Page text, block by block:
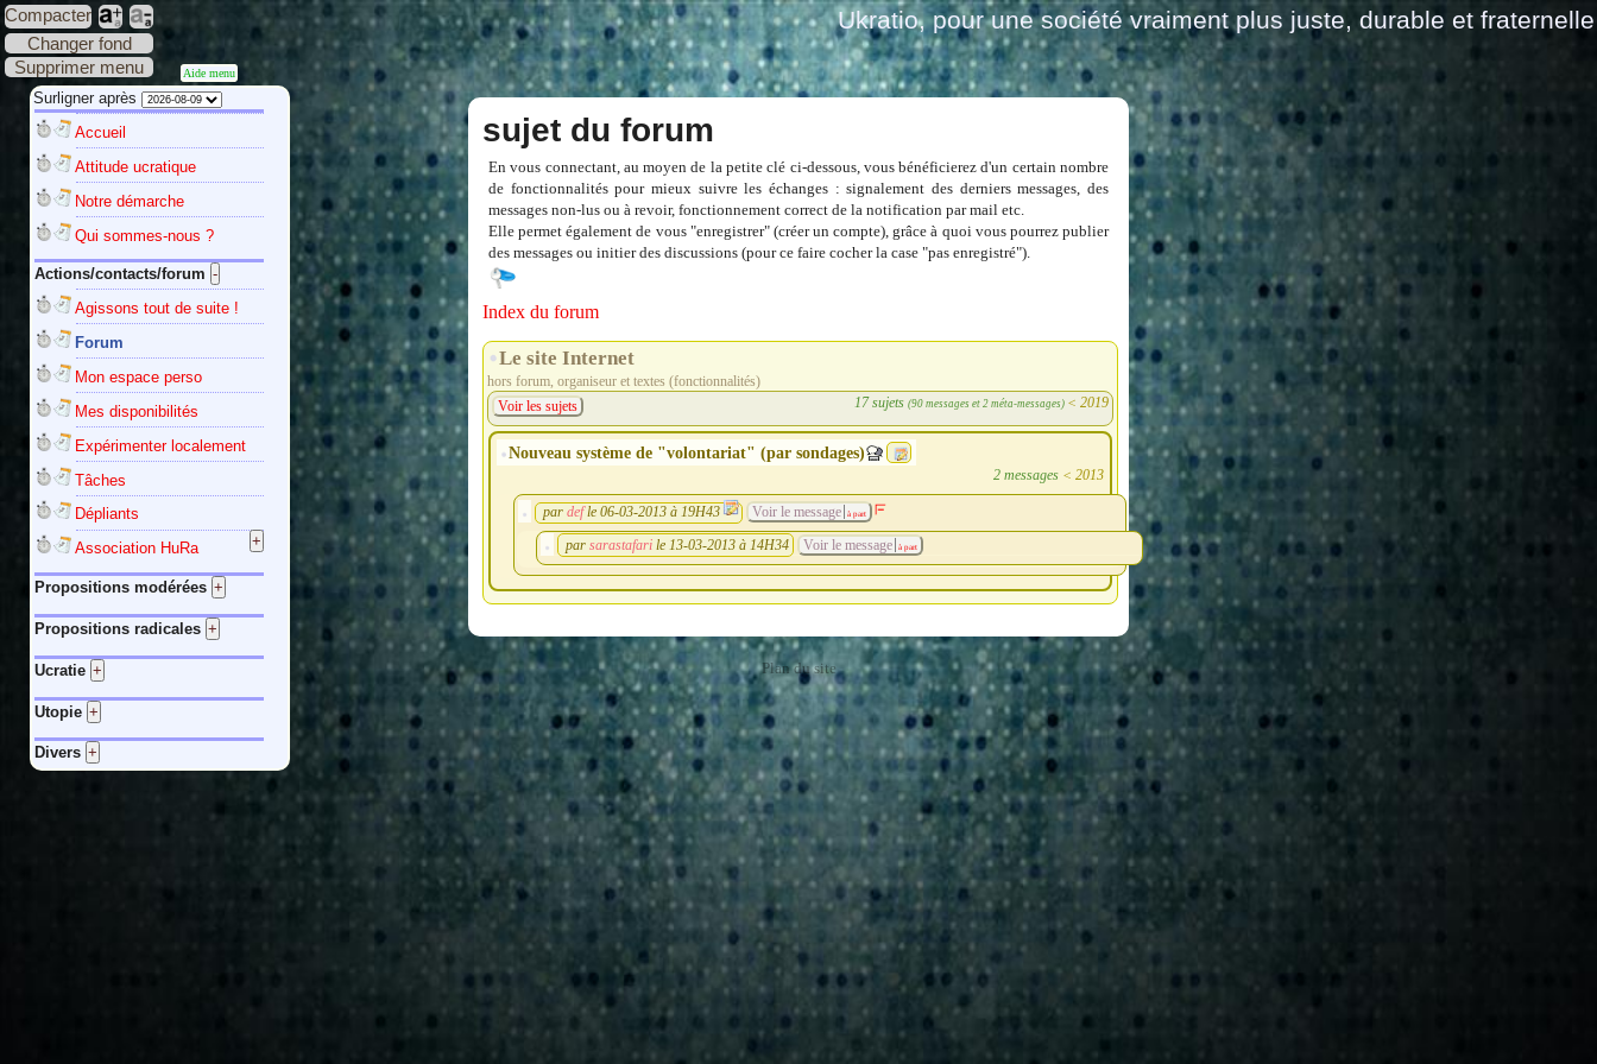
Compacter
Changer fond
Supprimer menu
Ukratio, pour une société vraiment plus juste, durable et fraternelle
Aide menu
Surligner après
Accueil
Attitude ucratique
Notre démarche
Qui sommes-nous ?
Actions/contacts/forum
Agissons tout de suite !
Forum
Mon espace perso
Mes disponibilités
Expérimenter localement
Tâches
Dépliants
Association HuRa
Propositions modérées
Propositions radicales
Ucratie
Utopie
Divers
sujet du forum
En vous connectant, au moyen de la petite clé ci-dessous, vous bénéficierez d'un certain nombre
de fonctionnalités pour mieux suivre les échanges : signalement des derniers messages, des
messages non-lus ou à revoir, fonctionnement correct de la notification par mail etc.
Elle permet également de vous "enregistrer" (créer un compte), grâce à quoi vous pourrez publier
des messages ou initier des discussions (pour ce faire cocher la case "pas enregistré").
Index du forum
Le site Internet
hors forum, organiseur et textes (fonctionnalités)
17 sujets (90 messages et 2 méta-messages) < 2019
Voir les sujets
Nouveau système de "volontariat" (par sondages)
2 messages< 2013
par def le 06-03-2013 à 19H43 Voir le message à part
par sarastafari le 13-03-2013 à 14H34 Voir le message à part
Plan du site